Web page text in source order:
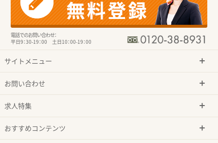
電話でのお問い合わせ：
平日9：30-19：00 土日10：00-19：00
サイトメニュー
お問い合わせ
求人特集
おすすめコンテンツ